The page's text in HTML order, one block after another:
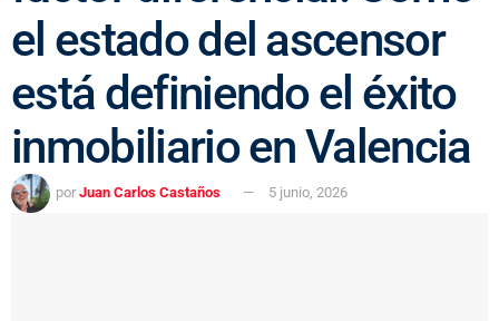
el estado del ascensor
está definiendo el éxito
inmobiliario en Valencia
por Juan Carlos Castaños 5 junio, 2026